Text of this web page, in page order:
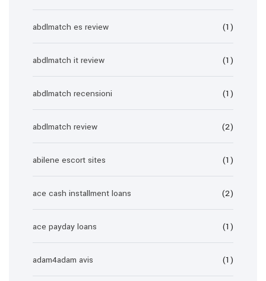
abdlmatch es review (1)
abdlmatch it review (1)
abdlmatch recensioni (1)
abdlmatch review (2)
abilene escort sites (1)
ace cash installment loans (2)
ace payday loans (1)
adam4adam avis (1)